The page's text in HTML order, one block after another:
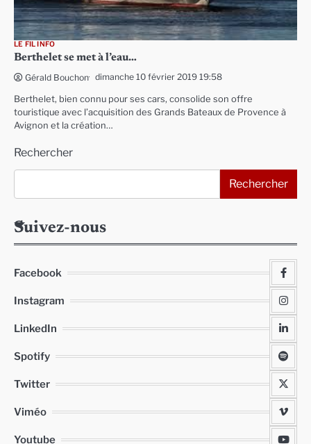
LE FIL INFO
Berthelet se met à l’eau…
Gérald Bouchon dimanche 10 février 2019 19:58
Berthelet, bien connu pour ses cars, consolide son offre
touristique avec l’acquisition des Grands Bateaux de Provence à
Avignon et la création…
Rechercher
Rechercher
Suivez-nous
Facebook
Instagram
LinkedIn
Spotify
Twitter
Viméo
Youtube